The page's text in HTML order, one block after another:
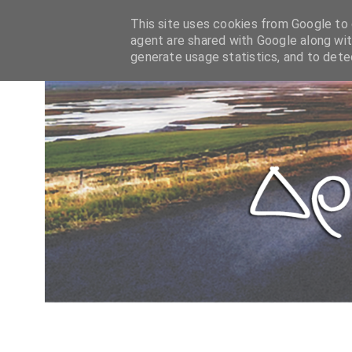
This site uses cookies from Google
agent are shared with Google along
generate usage statistics, and to